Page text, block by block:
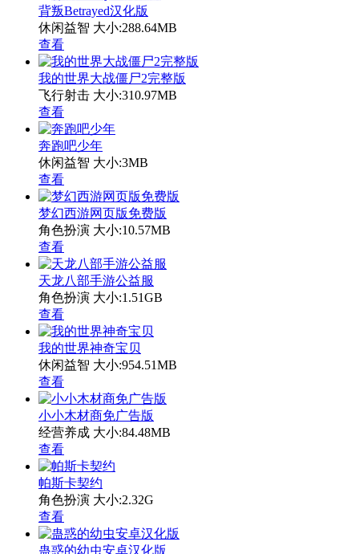
背叛Betrayed汉化版
休闲益智 大小:288.64MB
查看
我的世界大战僵尸2完整版
飞行射击 大小:310.97MB
查看
奔跑吧少年
休闲益智 大小:3MB
查看
梦幻西游网页版免费版
角色扮演 大小:10.57MB
查看
天龙八部手游公益服
角色扮演 大小:1.51GB
查看
我的世界神奇宝贝
休闲益智 大小:954.51MB
查看
小小木材商免广告版
经营养成 大小:84.48MB
查看
帕斯卡契约
角色扮演 大小:2.32G
查看
蛊惑的幼虫安卓汉化版